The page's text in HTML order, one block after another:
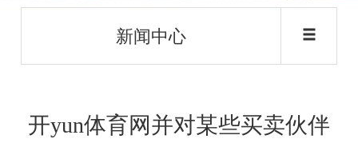
新闻中心
开yun体育网并对某些买卖伙伴